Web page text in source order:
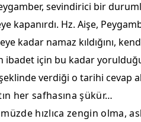
sevindirici bir
kapanırdı. Hz. Aişe,
kadar namaz kıldığını,
ibadet için bu kadar
verdiği o tarihi cevap
her safhasına şükür…
hızlıca zengin olma,